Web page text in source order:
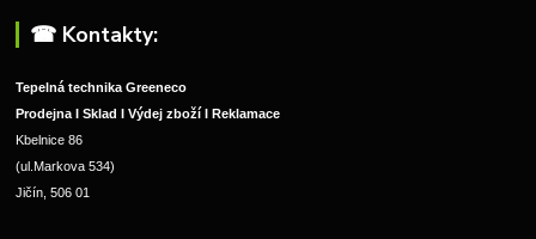
☎︎ Kontakty:
Tepelná technika Greeneco
Prodejna I Sklad I Výdej zboží I Reklamace
Kbelnice 86
(ul.Markova 534)
Jičín, 506 01